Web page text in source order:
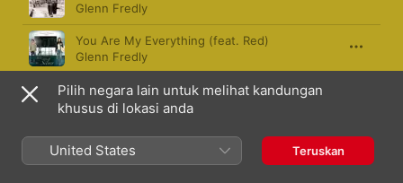
Glenn Fredly
You Are My Everything (feat. Red)
Glenn Fredly
Kisah Romantis
Glenn Fredly
Linda (I Want You)
Glenn Fredly
Pilih negara lain untuk melihat kandungan
khusus di lokasi anda
United States Teruskan